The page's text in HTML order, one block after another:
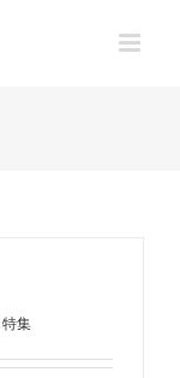
特集